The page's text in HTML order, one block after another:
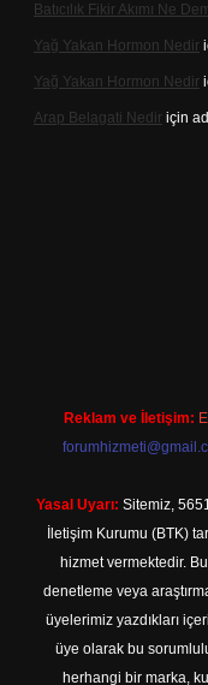
Batıcılık Fikir Akımı Ne
Yağ Yakan Hormon Nedir
Yağ Yakan Hormon Nedir
Arap Belagati Nedir için
Reklam ve İletişim:
Yasal Uyarı: Sitemiz,
İletişim Kurumu (BTK)
hizmet vermektedir.
denetleme veya
üyelerimiz yazdıkları
üye olarak bu
herhangi bir marka,